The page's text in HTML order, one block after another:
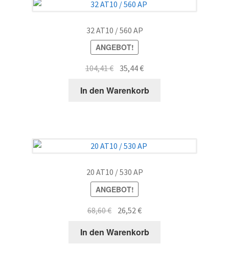
32 AT10 / 560 AP
ANGEBOT!
104,41€ Ursprünglicher
war:
35,44€Aktueller
ist:
In den Warenkorb
20 AT10 / 530 AP
ANGEBOT!
68,60€ Ursprünglicher
war:
26,52€Aktueller
ist:
In den Warenkorb